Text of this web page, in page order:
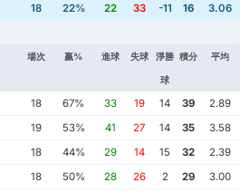
18 22% 22 33 -11 16 3.06
場次 贏% 進球 失球 淨勝
球
積分 平均
18 67% 33 19 14 39
2.89
19 53% 41 27 14 35
3.58
18 44% 29 14 15 32
2.39
18 50% 28 26 2 29
3.00